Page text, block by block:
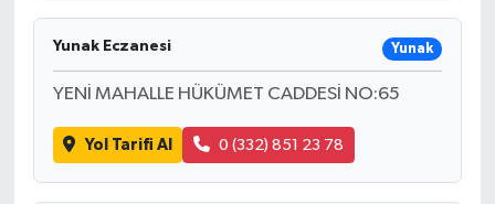
Yunak Eczanesi Yunak
YENİ MAHALLE HÜKÜMET CADDESİ NO:65
Yol Tarifi Al 0 (332) 851 23 78